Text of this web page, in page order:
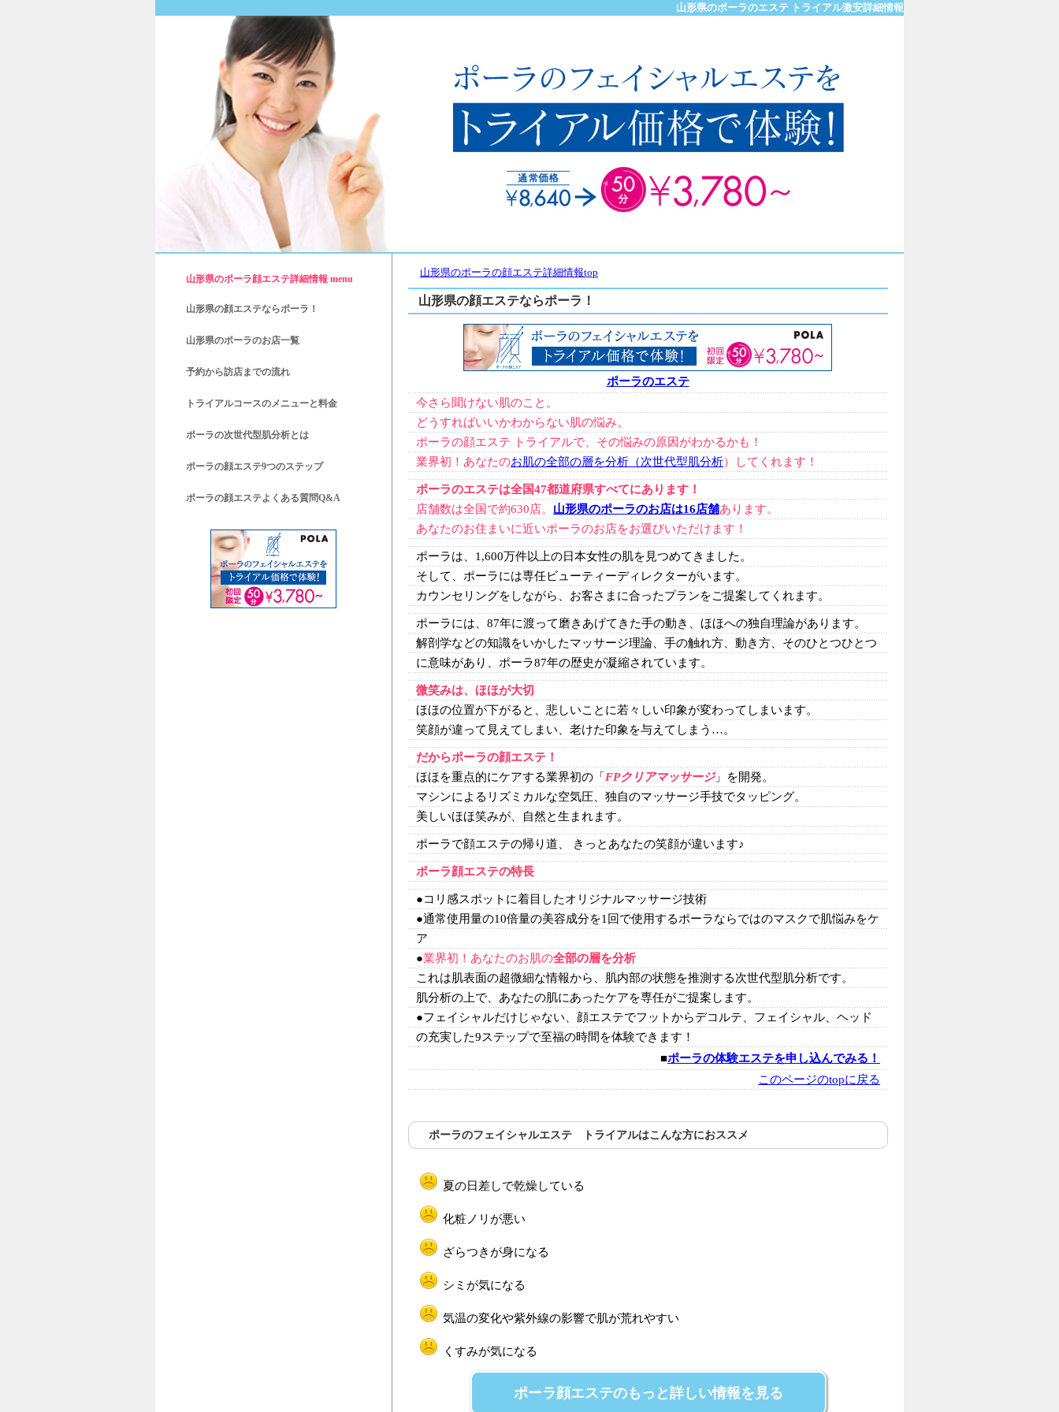
山形県のポーラのエステ トライアル激安詳細情報
山形県のポーラの顔エステ詳細情報top
山形県の顔エステならポーラ！
ポーラのエステ
今さら聞けない肌のこと。
どうすればいいかわからない肌の悩み。
ポーラの顔エステ トライアルで、その悩みの原因がわかるかも！
業界初！あなたのお肌の全部の層を分析（次世代型肌分析）してくれます！
ポーラのエステは全国47都道府県すべてにあります！
店舗数は全国で約630店。 山形県のポーラのお店は16店舗あります。
あなたのお住まいに近いポーラのお店をお選びいただけます！
ポーラは、1,600万件以上の日本女性の肌を見つめてきました。
そして、ポーラには専任ビューティーディレクターがいます。
カウンセリングをしながら、お客さまに合ったプランをご提案してくれます。
ポーラには、87年に渡って磨きあげてきた手の動き、ほほへの独自理論があります。
解剖学などの知識をいかしたマッサージ理論、手の触れ方、動き方、そのひとつひとつ
に意味があり、ポーラ87年の歴史が凝縮されています。
微笑みは、ほほが大切
ほほの位置が下がると、悲しいことに若々しい印象が変わってしまいます。
笑顔が違って見えてしまい、老けた印象を与えてしまう…。
だからポーラの顔エステ！
ほほを重点的にケアする業界初の「 FPクリアマッサージ」を開発。
マシンによるリズミカルな空気圧、独自のマッサージ手技でタッピング。
美しいほほ笑みが、自然と生まれます。
ポーラで顔エステの帰り道、 きっとあなたの笑顔が違います♪
ポーラ顔エステの特長
●コリ感スポットに着目したオリジナルマッサージ技術
●通常使用量の10倍量の美容成分を1回で使用するポーラならではのマスクで肌悩みをケ
ア
●業界初！あなたのお肌の全部の層を分析
これは肌表面の超微細な情報から、肌内部の状態を推測する次世代型肌分析です。
肌分析の上で、あなたの肌にあったケアを専任がご提案します。
●フェイシャルだけじゃない、顔エステでフットからデコルテ、フェイシャル、ヘッド
の充実した9ステップで至福の時間を体験できます！
■ポーラの体験エステを申し込んでみる！
このページのtopに戻る
ポーラのフェイシャルエステ トライアルはこんな方におススメ
夏の日差しで乾燥している
化粧ノリが悪い
ざらつきが身になる
シミが気になる
気温の変化や紫外線の影響で肌が荒れやすい
くすみが気になる
ポーラ顔エステのもっと詳しい情報を見る
山形県のポーラ顔エステ詳細情報 menu
山形県の顔エステならポーラ！
山形県のポーラのお店一覧
予約から訪店までの流れ
トライアルコースのメニューと料金
ポーラの次世代型肌分析とは
ポーラの顔エステ9つのステップ
ポーラの顔エステよくある質問Q&A